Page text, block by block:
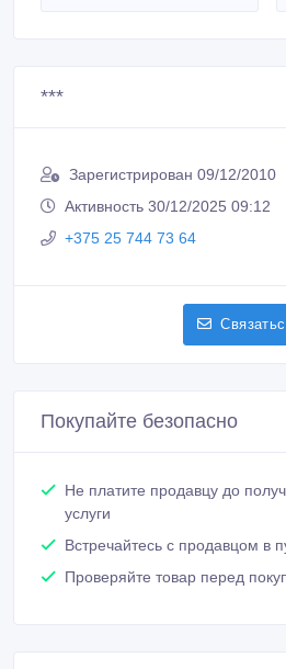
***
Зарегистрирован 09/12/2010
Активность 30/12/2025 09:12
+375 25 744 73 64
Покупайте безопасно
Не платите продавцу до
услуги
Встречайтесь с продавцом в
Проверяйте товар перед